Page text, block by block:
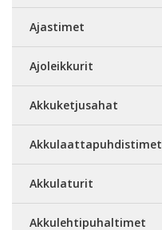
Ajastimet
Ajoleikkurit
Akkuketjusahat
Akkulaattapuhdistimet
Akkulaturit
Akkulehtipuhaltimet